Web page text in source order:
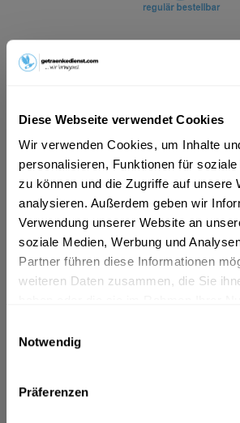
Diese Webseite verwendet Cookies
Wir verwenden Cookies, um Inhalte
personalisieren, Funktionen für
zu können und die Zugriffe auf unsere
analysieren. Außerdem geben wir
Verwendung unserer Website an
soziale Medien, Werbung und
Partner führen diese Informationen
weiteren Daten zusammen, die Sie
Notwendig
Präferenzen
ab 6,19 € *
Inhalt:8.4 Liter (0,74 € * / 1 Liter)
ggf. zzgl. Erschwerniszuschlag
Vorrätig
MEHRWEG
+3,30 € Pfand
In den Warenkorb
mehr